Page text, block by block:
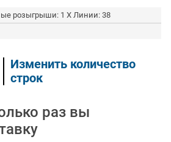
розыгрыши: 1 X Линии: 38
Изменить количество
строк
раз вы